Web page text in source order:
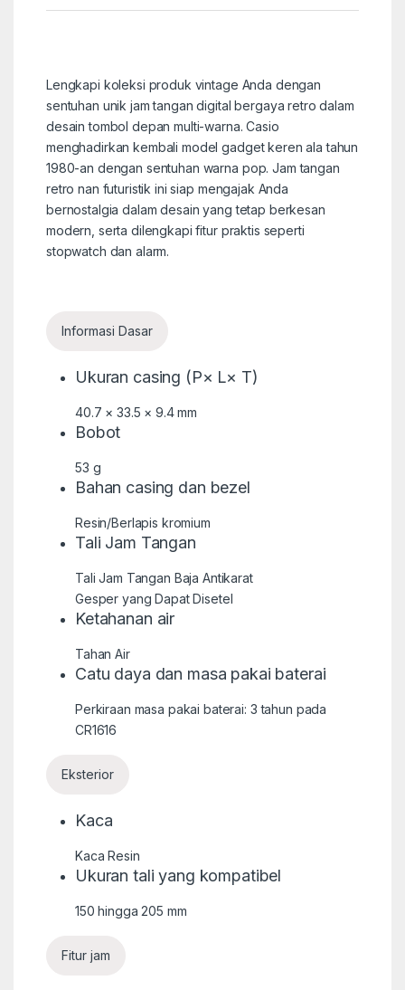
Lengkapi koleksi produk vintage Anda dengan
sentuhan unik jam tangan digital bergaya retro dalam
desain tombol depan multi-warna. Casio
menghadirkan kembali model gadget keren ala tahun
1980-an dengan sentuhan warna pop. Jam tangan
retro nan futuristik ini siap mengajak Anda
bernostalgia dalam desain yang tetap berkesan
modern, serta dilengkapi fitur praktis seperti
stopwatch dan alarm.
Informasi Dasar
Ukuran casing (P× L× T)
40.7 × 33.5 × 9.4 mm
Bobot
53 g
Bahan casing dan bezel
Resin/Berlapis kromium
Tali Jam Tangan
Tali Jam Tangan Baja Antikarat
Gesper yang Dapat Disetel
Ketahanan air
Tahan Air
Catu daya dan masa pakai baterai
Perkiraan masa pakai baterai: 3 tahun pada
CR1616
Eksterior
Kaca
Kaca Resin
Ukuran tali yang kompatibel
150 hingga 205 mm
Fitur jam